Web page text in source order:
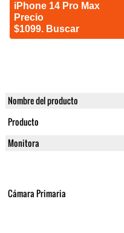
iPhone 14 Pro Max
Precio
$1099. Buscar
Nombre del producto
Producto
Monitora
Cámara Primaria